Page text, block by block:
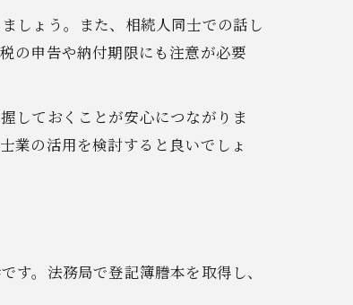
しょう。また、相続人同士での話し
の申告や納付期限にも注意が必要
しておくことが安心につながりま
業の活用を検討すると良いでしょ
。法務局で登記簿謄本を取得し、